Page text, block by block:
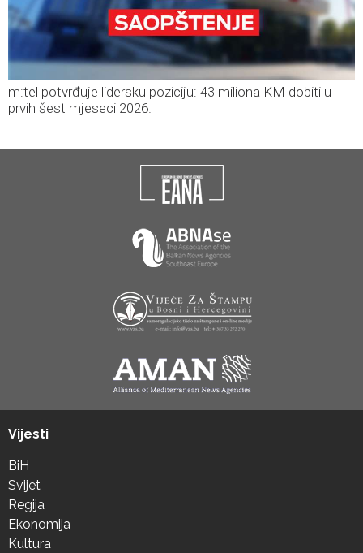
m:tel potvrđuje lidersku poziciju: 43 miliona KM dobiti u
prvih šest mjeseci 2026.
Vijesti
BiH
Svijet
Regija
Ekonomija
Kultura